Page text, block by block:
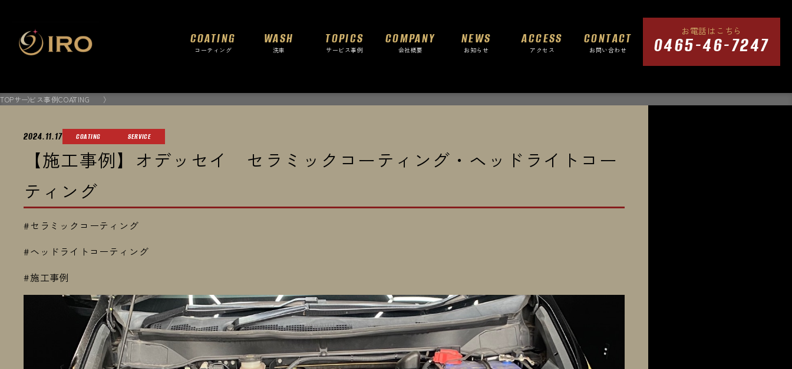
COATING
コーティング
WASH
洗車
TOPICS
サービス事例
COMPANY
会社概要
NEWS
お知らせ
ACCESS
アクセス
CONTACT
お問い合わせ
お電話はこちら
0465-46-7247
TOPサービス事例COATING
2024.11.17 COATING SERVICE
【施工事例】オデッセイ セラミックコーティング・ヘッドライトコー
ティング
#セラミックコーティング
#ヘッドライトコーティング
#施工事例